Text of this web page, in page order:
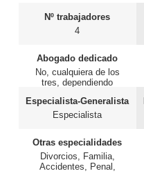
Nº trabajadores
4
Abogado dedicado
No, cualquiera de los
tres, dependiendo
Especialista-Generalista
Especialista
Otras especialidades
Divorcios, Familia,
Accidentes, Penal,